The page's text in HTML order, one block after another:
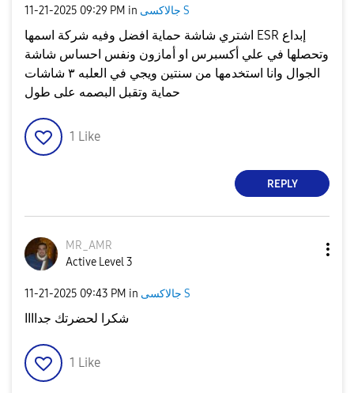
‎11-21-2025 09:29 PM in جالاكسى S
اشتري شاشة حماية افضل وفيه شركة اسمها ESR إبداع
وتحصلها في علي أكسبرس او أمازون ونفس احساس شاشة
الجوال وانا استخدمها من سنتين ويجي في العلبه ٣ شاشات
حماية وتقبل البصمه على طول
1 Like
REPLY
MR_AMR
Active Level 3
‎11-21-2025 09:43 PM in جالاكسى S
شكرا لحضرتك جداااا
1 Like